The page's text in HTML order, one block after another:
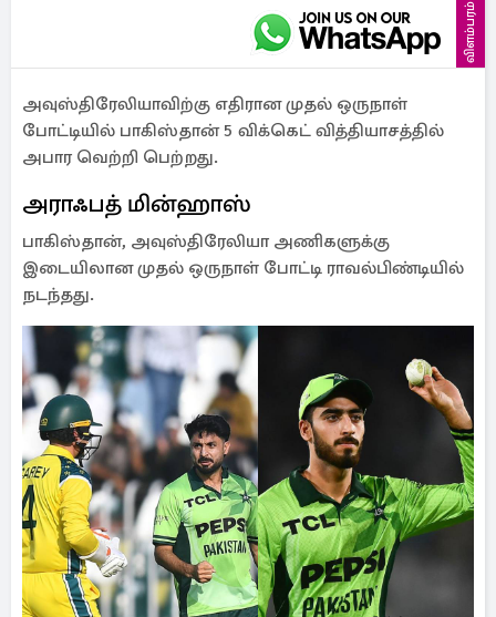
விளம்பரம்
அவுஸ்திரேலியாவிற்கு எதிரான முதல் ஒருநாள்
போட்டியில் பாகிஸ்தான் 5 விக்கெட் வித்தியாசத்தில்
அபார வெற்றி பெற்றது.
அராஃபத் மின்ஹாஸ்
பாகிஸ்தான், அவுஸ்திரேலியா அணிகளுக்கு
இடையிலான முதல் ஒருநாள் போட்டி ராவல்பிண்டியில்
நடந்தது.